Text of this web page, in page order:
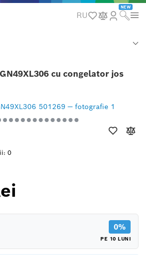
RU
NEW
cu congelator jos
0
0%
PE 10 LUNI